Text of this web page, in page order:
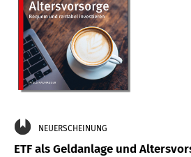
NEUERSCHEINUNG
ETF als Geldanlage und